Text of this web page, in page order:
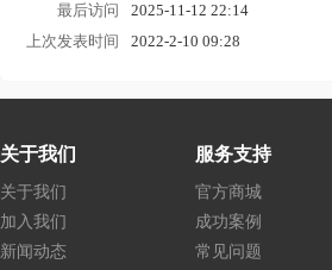
最后访问
2025-11-12 22:14
上次发表时间
2022-2-10 09:28
关于我们
关于我们
加入我们
新闻动态
服务支持
官方商城
成功案例
常见问题